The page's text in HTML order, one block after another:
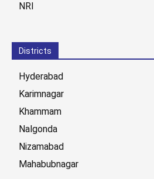
NRI
Districts
Hyderabad
Karimnagar
Khammam
Nalgonda
Nizamabad
Mahabubnagar